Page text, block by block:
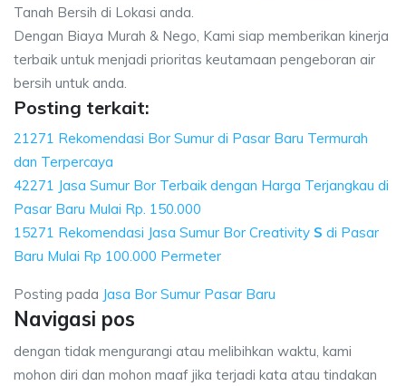
Tanah Bersih di Lokasi anda.
Dengan Biaya Murah & Nego, Kami siap memberikan kinerja
terbaik untuk menjadi prioritas keutamaan pengeboran air
bersih untuk anda.
Posting terkait:
21271 Rekomendasi Bor Sumur di Pasar Baru Termurah
dan Terpercaya
42271 Jasa Sumur Bor Terbaik dengan Harga Terjangkau di
Pasar Baru Mulai Rp. 150.000
15271 Rekomendasi Jasa Sumur Bor Creativity S di Pasar
Baru Mulai Rp 100.000 Permeter
Posting pada Jasa Bor Sumur Pasar Baru
Navigasi pos
dengan tidak mengurangi atau melibihkan waktu, kami
mohon diri dan mohon maaf jika terjadi kata atau tindakan